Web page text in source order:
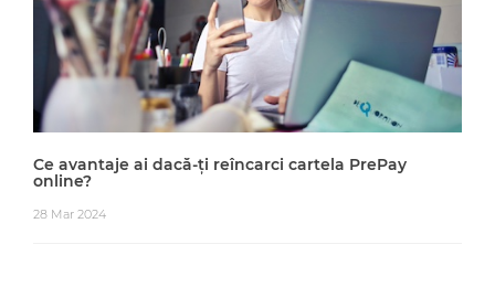
Ce avantaje ai dacă-ți reîncarci cartela PrePay
online?
28 Mar 2024